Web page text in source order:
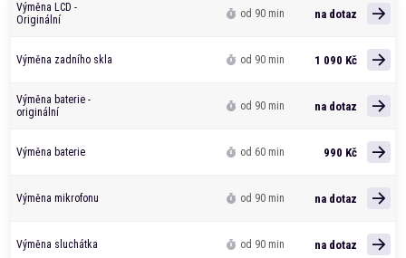
Výměna LCD -
Originální
od 90 min na dotaz
Výměna zadního skla od 90 min 1 090 Kč
Výměna baterie -
originální
od 90 min na dotaz
Výměna baterie od 60 min 990 Kč
Výměna mikrofonu od 90 min na dotaz
Výměna sluchátka od 90 min na dotaz